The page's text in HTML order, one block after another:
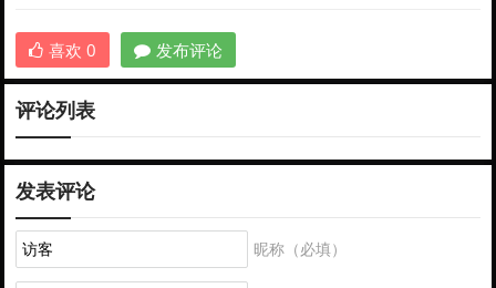
喜欢 0 发布评论
评论列表
发表评论
昵称（必填）